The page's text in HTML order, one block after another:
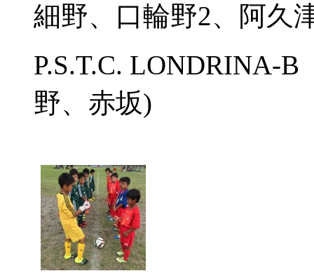
細野、口輪野2、阿久
P.S.T.C.
野、赤坂)